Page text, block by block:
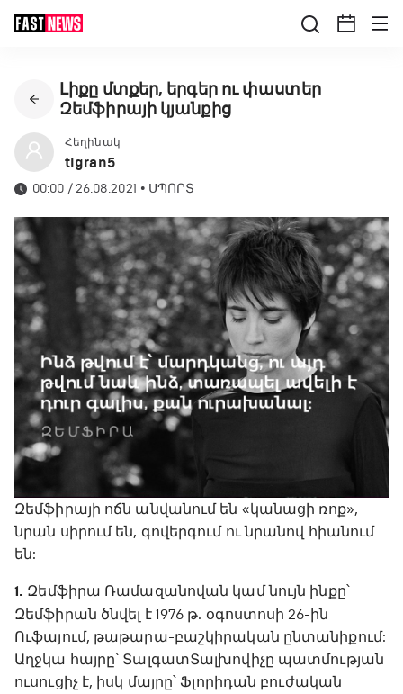
Լիքը մտքեր, երգեր ու փաստեր
Զեմֆիրայի կյանքից
Հեղինակ
tigran5
00:00 / 26.08.2021 • ՍՊՈՐՏ
Զեմֆիրայի ոճն անվանում են «կանացի ռոք»,
նրան սիրում են, գովերգում ու նրանով հիանում
են:
1. Զեմֆիրա Ռամազանովան կամ նույն ինքը՝
Զեմֆիրան ծնվել է 1976 թ. օգոստոսի 26-ին
Ուֆայում, թաթարա-բաշկիրական ընտանիքում:
Աղջկա հայրը՝ ՏալգատՏալխովիչը պատմության
ուսուցիչ է, իսկ մայրը՝ Ֆլորիդան բուժական